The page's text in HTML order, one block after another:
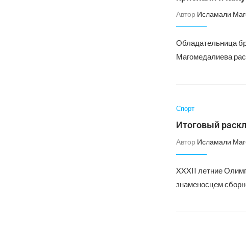
Автор Исламали
Обладательница
Магомедалиева
Спорт
Итоговый
Автор Исламали
XXXII летние
знаменосцем